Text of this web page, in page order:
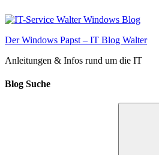
Inhalt
Der Windows Papst – IT Blog Walter
Anleitungen & Infos rund um die IT
Blog Suche